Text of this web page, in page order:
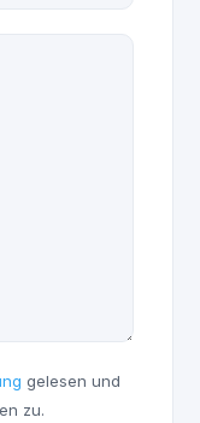
gelesen und
zu.